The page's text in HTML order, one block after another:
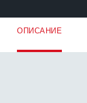
ОПИСАНИЕ